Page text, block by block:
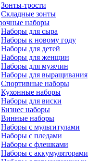
Зонты-трости
Складные зонты
наборы
Наборы для сыра
Наборы к новому году
Наборы для детей
Наборы для женщин
Наборы для мужчин
Наборы для выращивания
Спортивные наборы
Кухонные наборы
Наборы для виски
Бизнес наборы
Винные наборы
Наборы с мультитулами
Наборы с пледами
Наборы с флешками
Наборы с аккумуляторами